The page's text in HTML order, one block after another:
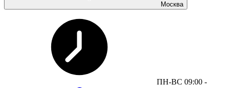
Москва
ПН-ВС 09:00 -